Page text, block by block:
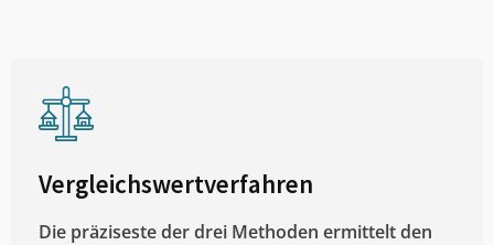
Vergleichswertverfahren
Die präziseste der drei Methoden ermittelt den